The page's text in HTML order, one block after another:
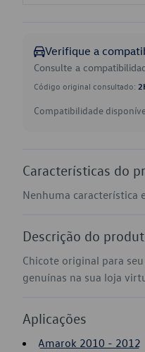
Verifique a
Consulte a
Código original consultado:
Compatibilidade
Características do
Nenhuma característica
Descrição do
Chicote original para
genuínas na sua loja
Aplicações
Amarok 2010 - 2012